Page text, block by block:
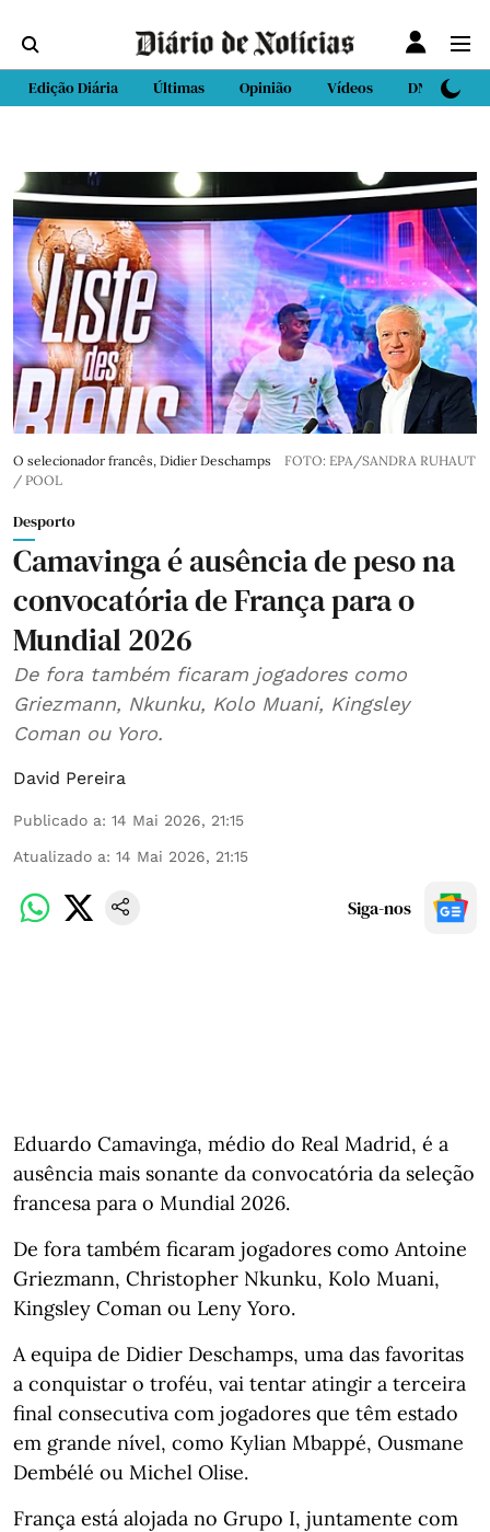
Edição Diária Últimas Opinião Vídeos DN Sport
O selecionador francês, Didier Deschamps
FOTO: EPA/SANDRA RUHAUT
/ POOL
Desporto
Camavinga é ausência de peso na
convocatória de França para o
Mundial 2026
De fora também ficaram jogadores como
Griezmann, Nkunku, Kolo Muani, Kingsley
Coman ou Yoro.
David Pereira
Publicado a: 14 Mai 2026, 21:15
Atualizado a: 14 Mai 2026, 21:15
Siga-nos
Eduardo Camavinga, médio do Real Madrid, é a
ausência mais sonante da convocatória da seleção
francesa para o Mundial 2026.
De fora também ficaram jogadores como Antoine
Griezmann, Christopher Nkunku, Kolo Muani,
Kingsley Coman ou Leny Yoro.
A equipa de Didier Deschamps, uma das favoritas
a conquistar o troféu, vai tentar atingir a terceira
final consecutiva com jogadores que têm estado
em grande nível, como Kylian Mbappé, Ousmane
Dembélé ou Michel Olise.
França está alojada no Grupo I, juntamente com